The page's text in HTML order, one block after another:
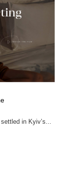
in Kyiv’s...